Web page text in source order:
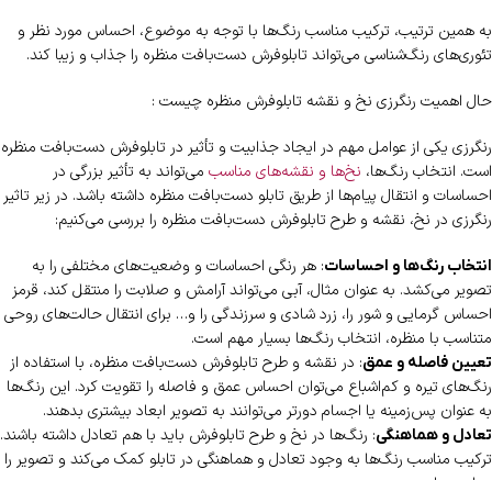
به همین ترتیب، ترکیب مناسب رنگ‌ها با توجه به موضوع، احساس مورد نظر و
تئوری‌های رنگ‌شناسی می‌تواند تابلوفرش دست‌بافت منظره را جذاب و زیبا کند.
حال اهمیت رنگرزی نخ و نقشه تابلوفرش منظره چیست :
رنگرزی یکی از عوامل مهم در ایجاد جذابیت و تأثیر در تابلوفرش دست‌بافت منظره
است. انتخاب رنگ‌ها، نخ‌ها و نقشه‌های مناسب می‌تواند به تأثیر بزرگی در
احساسات و انتقال پیام‌ها از طریق تابلو دست‌بافت منظره داشته باشد. در زیر تاثیر
رنگرزی در نخ، نقشه و طرح تابلوفرش دست‌بافت منظره را بررسی می‌کنیم:
انتخاب رنگ‌ها و احساسات: هر رنگی احساسات و وضعیت‌های مختلفی را به
تصویر می‌کشد. به عنوان مثال، آبی می‌تواند آرامش و صلابت را منتقل کند، قرمز
احساس گرمایی و شور را، زرد شادی و سرزندگی را و… برای انتقال حالت‌های روحی
متناسب با منظره، انتخاب رنگ‌ها بسیار مهم است.
تعیین فاصله و عمق: در نقشه و طرح تابلوفرش دست‌بافت منظره، با استفاده از
رنگ‌های تیره و کم‌اشباع می‌توان احساس عمق و فاصله را تقویت کرد. این رنگ‌ها
به عنوان پس‌زمینه یا اجسام دورتر می‌توانند به تصویر ابعاد بیشتری بدهند.
تعادل و هماهنگی: رنگ‌ها در نخ و طرح تابلوفرش باید با هم تعادل داشته باشند.
ترکیب مناسب رنگ‌ها به وجود تعادل و هماهنگی در تابلو کمک می‌کند و تصویر را